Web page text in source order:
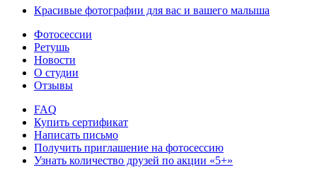
Красивые фотографии для вас и вашего малыша
Фотосессии
Ретушь
Новости
О студии
Отзывы
FAQ
Купить сертификат
Написать письмо
Получить приглашение на фотосессию
Узнать количество друзей по акции «5+»